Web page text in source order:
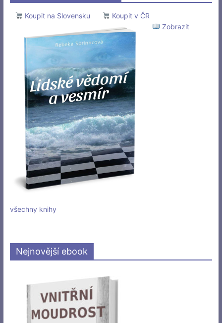
Koupit na Slovensku
Koupit v ČR
Zobrazit
všechny knihy
Nejnovější ebook